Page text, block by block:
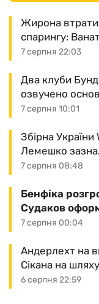
7 серпня 22:03
Жирона
спарингу:
7 серпня 10:01
Два клуби
озвучено
7 серпня 08:48
Збірна України
Лемешко
7 серпня 00:04
Бенфіка
Судаков
6 серпня 22:59
Андерлехт на
Сікана на